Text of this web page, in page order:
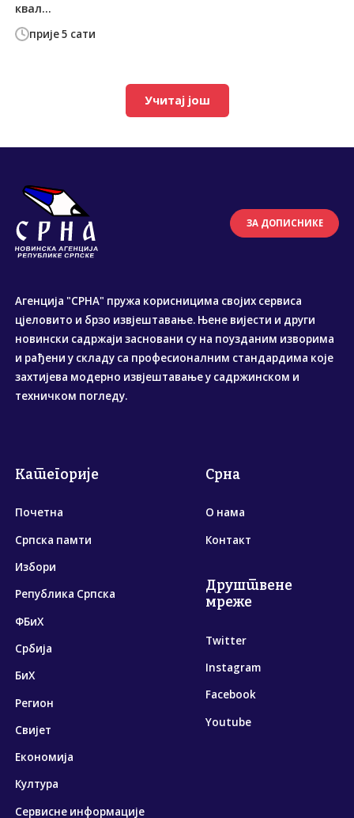
прије 5 сати
квал...
Учитај још
ЗА ДОПИСНИКЕ
Агенција "СРНА" пружа корисницима својих сервиса
цјеловито и брзо извјештавање. Њене вијести и други
новински садржаји засновани су на поузданим изворима
и рађени у складу са професионалним стандардима које
захтијева модерно извјештавање у садржинском и
техничком погледу.
Категорије
Почетна
Српска памти
Избори
Република Српска
ФБиХ
Србија
БиХ
Регион
Свијет
Економија
Култура
Сервисне информације
Срна
О нама
Контакт
Друштвене
мреже
Twitter
Instagram
Facebook
Youtube